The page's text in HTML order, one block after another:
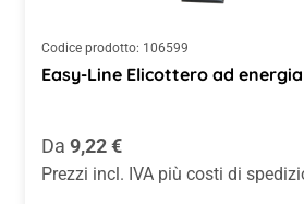
Codice prodotto: 106599
Easy-Line Elicottero ad
Prezzo normale:
Da 9,22 €
Prezzi incl. IVA più costi di